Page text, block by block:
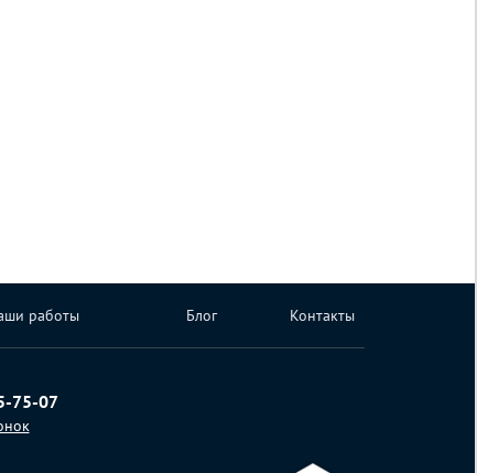
работы Блог Контакты
75-07